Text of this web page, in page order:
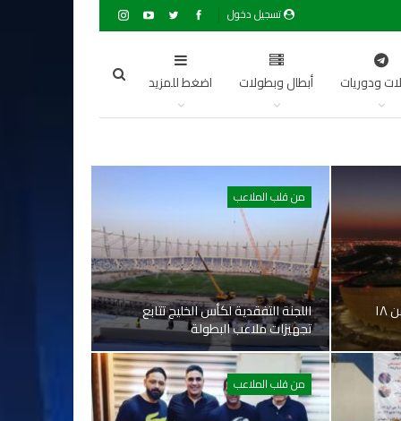
تسجيل دخول
ودوريات أبطال وبطولات اضغط للمزيد
طرح تذاكر سوبر لوسيل بداية من ١٨
من قلب الملاعب
اللجنة التفقدية لكأس الخليج تتابع
تجهيزات ملاعب البطولة
من قلب الملاعب